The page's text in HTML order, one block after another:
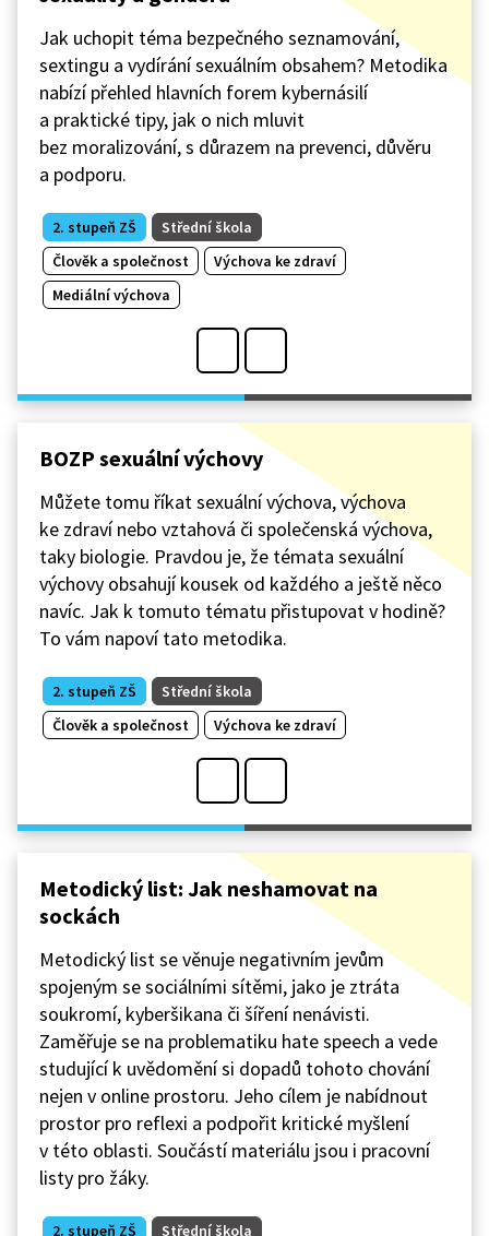
Jak uchopit téma bezpečného seznamování,
sextingu a vydírání sexuálním obsahem? Metodika
nabízí přehled hlavních forem kybernásilí
a praktické tipy, jak o nich mluvit
bez moralizování, s důrazem na prevenci, důvěru
a podporu.
2. stupeň ZŠ
Střední škola
Člověk a společnost
Výchova ke zdraví
Mediální výchova
BOZP sexuální výchovy
Můžete tomu říkat sexuální výchova, výchova
ke zdraví nebo vztahová či společenská výchova,
taky biologie. Pravdou je, že témata sexuální
výchovy obsahují kousek od každého a ještě něco
navíc. Jak k tomuto tématu přistupovat v hodině?
To vám napoví tato metodika.
2. stupeň ZŠ
Střední škola
Člověk a společnost
Výchova ke zdraví
Metodický list: Jak neshamovat na
sockách
Metodický list se věnuje negativním jevům
spojeným se sociálními sítěmi, jako je ztráta
soukromí, kyberšikana či šíření nenávisti.
Zaměřuje se na problematiku hate speech a vede
studující k uvědomění si dopadů tohoto chování
nejen v online prostoru. Jeho cílem je nabídnout
prostor pro reflexi a podpořit kritické myšlení
v této oblasti. Součástí materiálu jsou i pracovní
listy pro žáky.
2. stupeň ZŠ
Střední škola